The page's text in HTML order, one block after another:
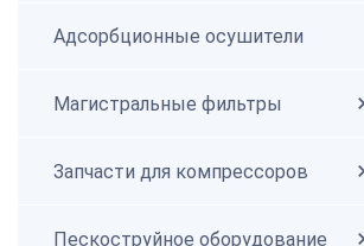
Адсорбционные осушители
Магистральные фильтры
Запчасти для компрессоров
Пескоструйное оборудование